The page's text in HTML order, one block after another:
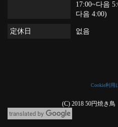
17:00~다음
다음 4:00)
定休日 없음
Cookie利用
(C) 2018 50円焼き